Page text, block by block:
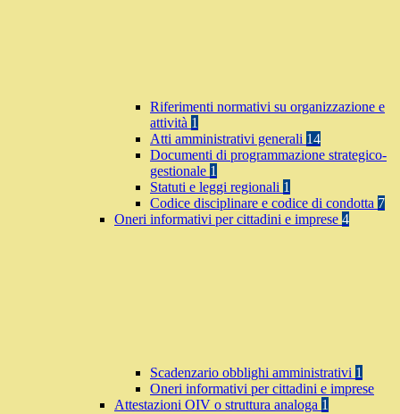
Riferimenti normativi su organizzazione e
attività 1
Atti amministrativi generali 14
Documenti di programmazione strategico-
gestionale 1
Statuti e leggi regionali 1
Codice disciplinare e codice di condotta 7
Oneri informativi per cittadini e imprese 4
Scadenzario obblighi amministrativi 1
Oneri informativi per cittadini e imprese
Attestazioni OIV o struttura analoga 1